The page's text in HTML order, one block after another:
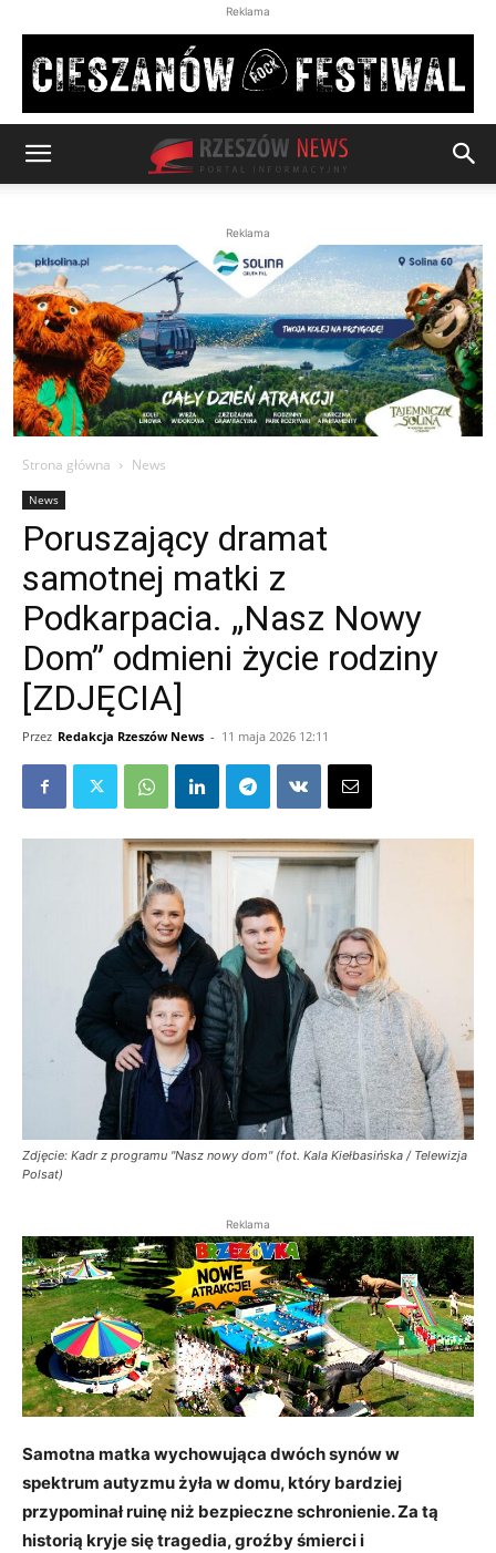
Reklama
Reklama
Strona główna News
News
Poruszający dramat
samotnej matki z
Podkarpacia. „Nasz Nowy
Dom” odmieni życie rodziny
[ZDJĘCIA]
Przez Redakcja Rzeszów News - 11 maja 2026 12:11
Zdjęcie: Kadr z programu "Nasz nowy dom" (fot. Kala Kiełbasińska / Telewizja
Polsat)
Reklama
Samotna matka wychowująca dwóch synów w
spektrum autyzmu żyła w domu, który bardziej
przypominał ruinę niż bezpieczne schronienie. Za tą
historią kryje się tragedia, groźby śmierci i